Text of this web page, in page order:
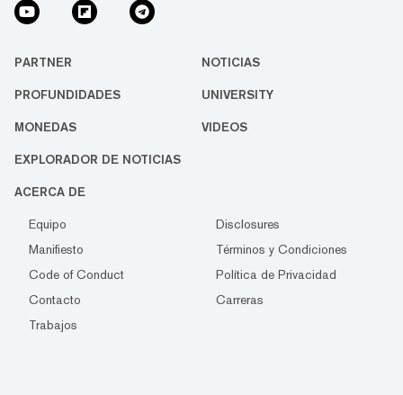
PARTNER NOTICIAS
PROFUNDIDADES UNIVERSITY
MONEDAS VIDEOS
EXPLORADOR DE NOTICIAS
ACERCA DE
Equipo
Disclosures
Manifiesto
Términos y Condiciones
Code of Conduct
Política de Privacidad
Contacto
Carreras
Trabajos